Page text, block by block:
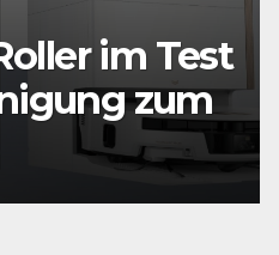
im Test
zum